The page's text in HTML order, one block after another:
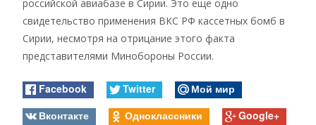
российской авиабазе в Сирии. Это еще одно
свидетельство применения ВКС РФ кассетных бомб в
Сирии, несмотря на отрицание этого факта
представителями Минобороны России.
Facebook Twitter
Мой мир
Вконтакте
Одноклассники Google+